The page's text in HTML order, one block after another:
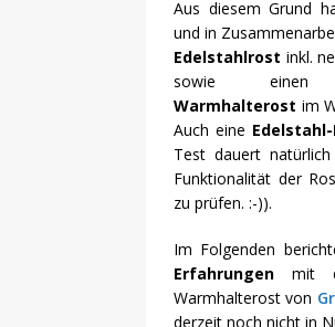
Aus diesem Grund
und in
Edelstahlrost inkl.
sowie
Warmhalterost im
Auch eine
Test dauert
Funktionalität der
zu prüfen. :-)).
Im Folgenden
Erfahrungen mit
Warmhalterost von
derzeit noch nicht in